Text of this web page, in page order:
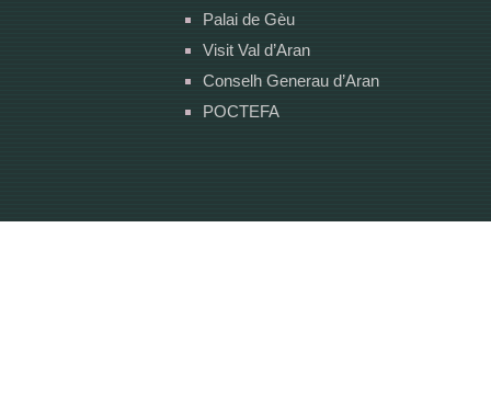
Palai de Gèu
Visit Val d’Aran
Conselh Generau d’Aran
POCTEFA